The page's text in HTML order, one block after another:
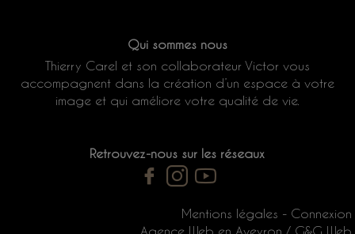
Qui sommes nous
Thierry Carel et son collaborateur Victor vous
accompagnent dans la création d’un espace à votre
image et qui améliore votre qualité de vie.
Retrouvez-nous sur les réseaux
Mentions légales - Connexion
Agence Web en Aveyron / G&G Web